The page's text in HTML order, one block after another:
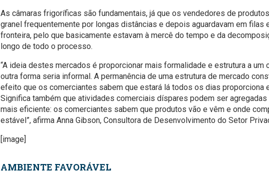
As câmaras frigoríficas são fundamentais, já que os vendedores de
granel frequentemente por longas distâncias e depois aguardavam em filas
fronteira, pelo que basicamente estavam à mercê do tempo e da
longo de todo o processo.
“A ideia destes mercados é proporcionar mais formalidade e estrutura a
outra forma seria informal. A permanência de uma estrutura de mercado
efeito que os comerciantes sabem que estará lá todos os dias proporciona
Significa também que atividades comerciais díspares podem ser agregadas
mais eficiente: os comerciantes sabem que produtos vão e vêm e onde
estável”, afirma Anna Gibson, Consultora de Desenvolvimento do Setor
[image]
AMBIENTE FAVORÁVEL